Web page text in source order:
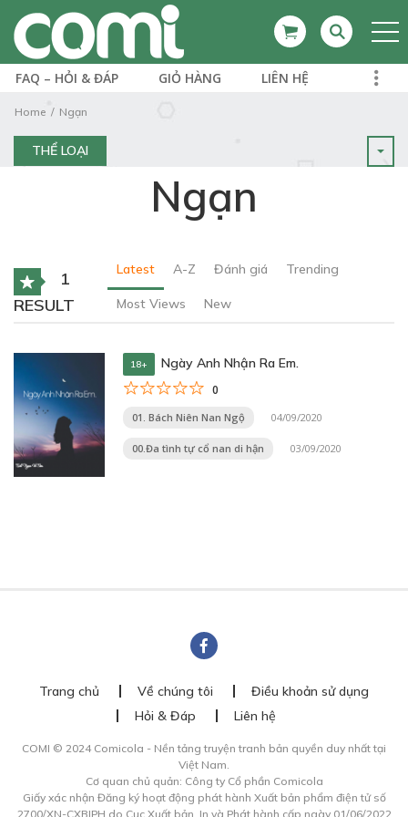
FAQ – HỎI & ĐÁP GIỎ HÀNG LIÊN HỆ
Home Ngạn
THỂ LOẠI
Ngạn
1
RESULT
Latest A-Z Đánh giá Trending
Most Views New
18+ Ngày Anh Nhận Ra Em.
0
01. Bách Niên Nan Ngộ 04/09/2020
00.Đa tình tự cổ nan di hận 03/09/2020
Trang chủ Về chúng tôi
Điều khoản sử dụng
Hỏi & Đáp
Liên hệ
COMI © 2024 Comicola - Nền tảng truyện tranh bản quyền duy nhất tại
Việt Nam.
Cơ quan chủ quản: Công ty Cổ phần Comicola
Giấy xác nhận Đăng ký hoạt động phát hành Xuất bản phẩm điện tử số
2700/XN-CXBIPH do Cục Xuất bản, In và Phát hành cấp ngày 01/06/2022